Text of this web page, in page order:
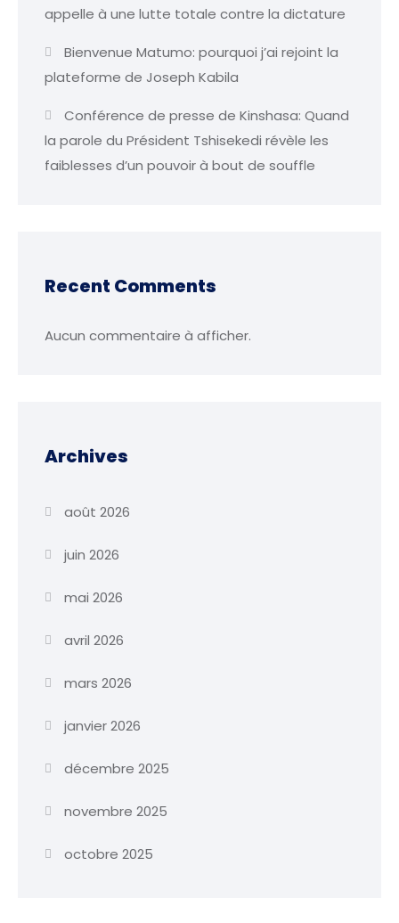
appelle à une lutte totale contre la dictature
Bienvenue Matumo: pourquoi j’ai rejoint la
plateforme de Joseph Kabila
Conférence de presse de Kinshasa: Quand
la parole du Président Tshisekedi révèle les
faiblesses d’un pouvoir à bout de souffle
Recent Comments
Aucun commentaire à afficher.
Archives
août 2026
juin 2026
mai 2026
avril 2026
mars 2026
janvier 2026
décembre 2025
novembre 2025
octobre 2025